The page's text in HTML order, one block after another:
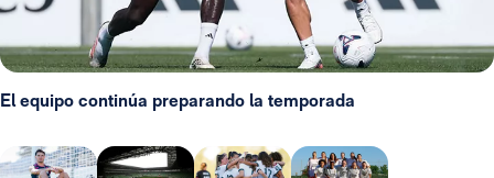
El equipo continúa preparando la temporada